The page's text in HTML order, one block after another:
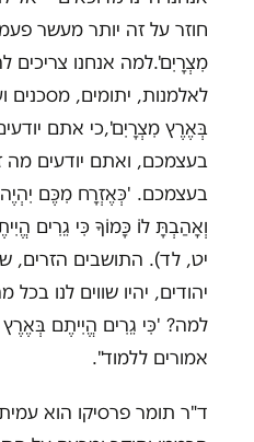
חוזר על זה יותר מעשר
מִצְרָיִם'.למה אנחנו צריכים
לאלמנות, יתומים, מסכנים
בְּאֶרֶץ מִצְרָיִם',כי אתם
בעצמכם, ואתם יודעים מה
בעצמכם. 'כְּאֶזְרָח מִכֶּם
וְאָהַבְתָּ לוֹ כָּמוֹךָ כִּי גֵרִים
יט, לד). התושבים הזרים,
יהודים, יהיו שווים לנו
למה? 'כִּי גֵרִים הֱיִיתֶם
אמורים ללמוד".
ד"ר תומר פרסיקו הוא